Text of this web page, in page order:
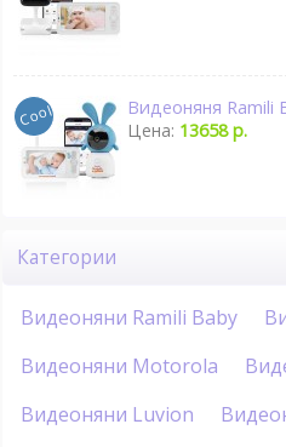
Видеоняня Ramili
Цена: 13658 р.
Категории
Видеоняни Ramili Baby
Видеоняни Motorola
Видеоняни Luvion